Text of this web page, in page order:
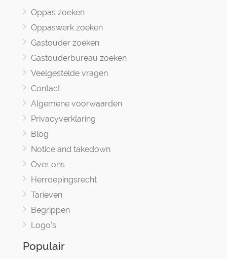
Oppas zoeken
Oppaswerk zoeken
Gastouder zoeken
Gastouderbureau zoeken
Veelgestelde vragen
Contact
Algemene voorwaarden
Privacyverklaring
Blog
Notice and takedown
Over ons
Herroepingsrecht
Tarieven
Begrippen
Logo's
Populair